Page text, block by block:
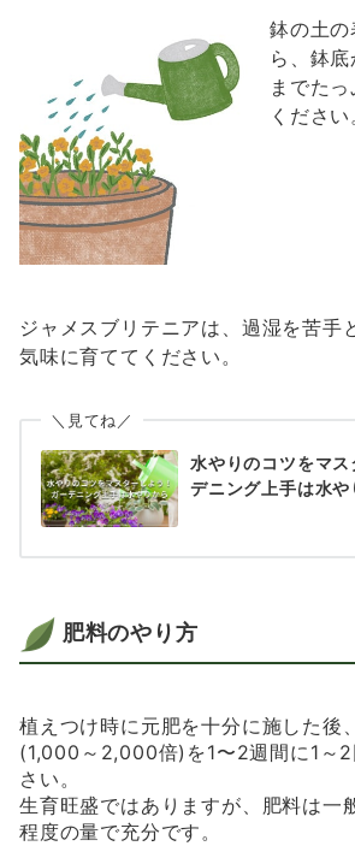
鉢の土の
ら、鉢
までた
ください
ジャメスブリテニアは、過湿を苦手
気味に育ててください。
＼見てね／
水やりのコツをマ
デニング上手は水や
肥料のやり方
植えつけ時に元肥を十分に施した後
(1,000～2,000倍)を1〜2週間に1～
さい。
生育旺盛ではありますが、肥料は一
程度の量で充分です。